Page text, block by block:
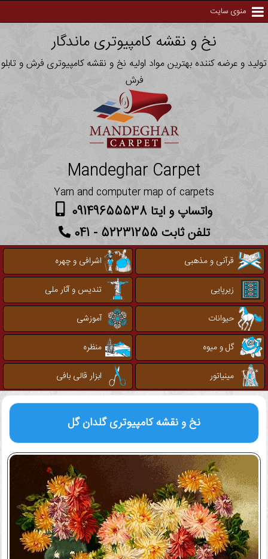
منوی سایت
نخ و نقشه کامپیوتری ماندگار
تولید و عرضه کننده بهترین مواد اولیه نخ و نقشه کامپیوتری فرش و تابلو
فرش
Mandeghar Carpet
Yarn and computer map of carpets
واتساپ و ایتا 09149655538
تلفن ثابت 52231255 - 041
قرآنی و مذهبی
اشرافی و چهره
زیرپایی
تندیس و آثار ملی
حیوانات
آموزشی
گل و میوه
منظره
مینیاتور
ابزار قالی بافی
نخ و نقشه کامپیوتریگلدان گل